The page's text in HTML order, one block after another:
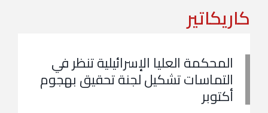
كاريكاتير
المحكمة العليا الإسرائيلية تنظر في
التماسات تشكيل لجنة تحقيق بهجوم
أكتوبر